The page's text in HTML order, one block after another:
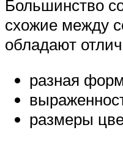
Большинство
схожие между
обладают
разная
размеры